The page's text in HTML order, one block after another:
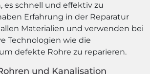
es schnell und effektiv zu
Erfahrung in der Reparatur
Materialien und verwenden bei
Technologien wie die
defekte Rohre zu reparieren.
und Kanalisation